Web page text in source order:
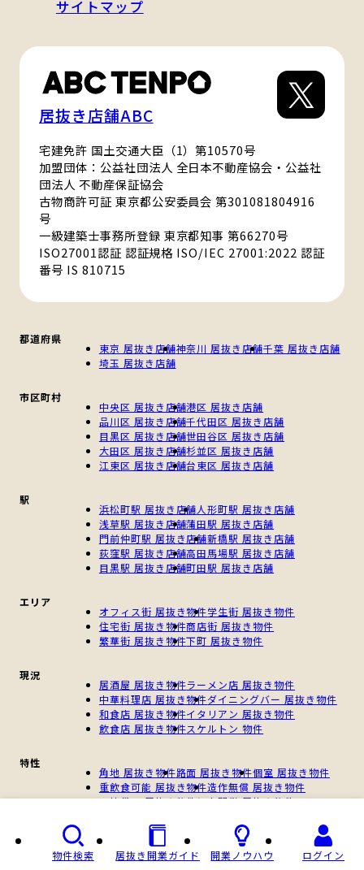
サイトマップ
居抜き店舗ABC
宅建免許 国土交通大臣（1）第10570号
加盟団体：公益社団法人 全日本不動産協会・公益社
団法人 不動産保証協会
古物商許可証 東京都公安委員会 第301081804916
号
一級建築士事務所登録 東京都知事 第66270号
ISO27001認証 認証規格 ISO/IEC 27001:2022 認証
番号 IS 810715
都道府県
東京 居抜き店舗神奈川 居抜き店舗千葉 居抜き店舗
埼玉 居抜き店舗
市区町村
中央区 居抜き店舗港区 居抜き店舗
品川区 居抜き店舗千代田区 居抜き店舗
目黒区 居抜き店舗世田谷区 居抜き店舗
大田区 居抜き店舗杉並区 居抜き店舗
江東区 居抜き店舗台東区 居抜き店舗
駅
浜松町駅 居抜き店舗人形町駅 居抜き店舗
浅草駅 居抜き店舗蒲田駅 居抜き店舗
門前仲町駅 居抜き店舗新橋駅 居抜き店舗
荻窪駅 居抜き店舗高田馬場駅 居抜き店舗
目黒駅 居抜き店舗町田駅 居抜き店舗
エリア
オフィス街 居抜き物件学生街 居抜き物件
住宅街 居抜き物件商店街 居抜き物件
繁華街 居抜き物件下町 居抜き物件
現況
居酒屋 居抜き物件ラーメン店 居抜き物件
中華料理店 居抜き物件ダイニングバー 居抜き物件
和食店 居抜き物件イタリアン 居抜き物件
飲食店 居抜き物件スケルトン 物件
特性
角地 居抜き物件路面 居抜き物件個室 居抜き物件
重飲食可能 居抜き物件造作無償 居抜き物件
一棟貸し 居抜き物件個人開業 居抜き物件
物件検索 居抜き開業ガイド 開業ノウハウ ログイン